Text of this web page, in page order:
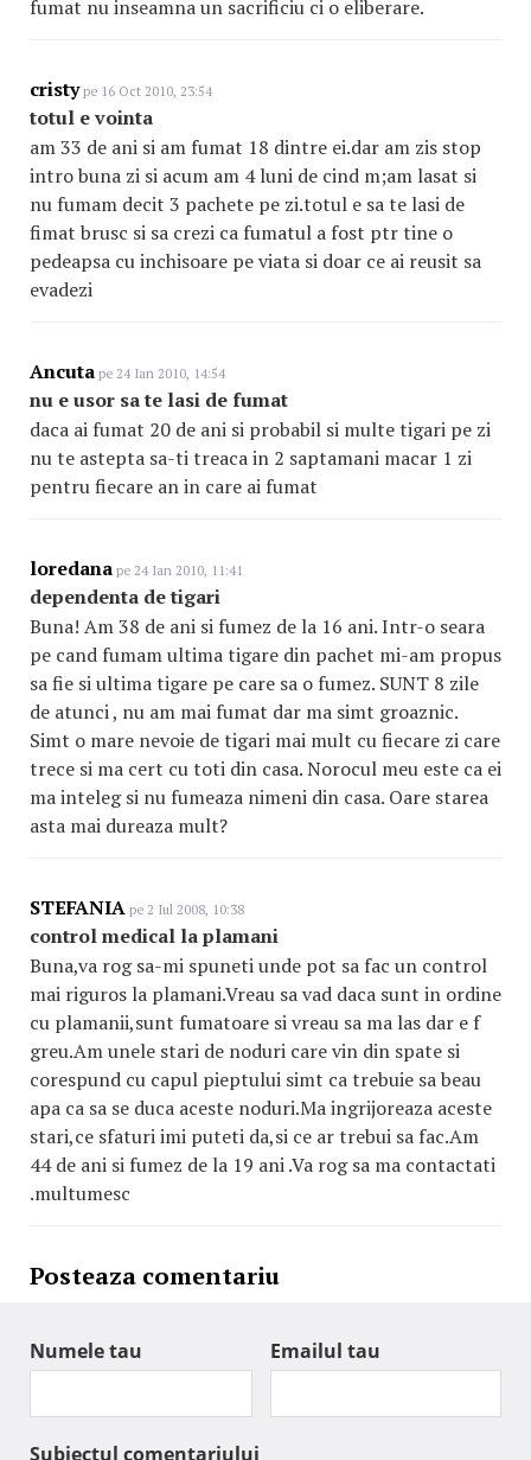
fumat nu inseamna un sacrificiu ci o eliberare.
cristype 16 Oct 2010, 23:54
totul e vointa
am 33 de ani si am fumat 18 dintre ei.dar am zis stop
intro buna zi si acum am 4 luni de cind m;am lasat si
nu fumam decit 3 pachete pe zi.totul e sa te lasi de
fimat brusc si sa crezi ca fumatul a fost ptr tine o
pedeapsa cu inchisoare pe viata si doar ce ai reusit sa
evadezi
Ancuta pe 24 Ian 2010, 14:54
nu e usor sa te lasi de fumat
daca ai fumat 20 de ani si probabil si multe tigari pe zi
nu te astepta sa-ti treaca in 2 saptamani macar 1 zi
pentru fiecare an in care ai fumat
loredana pe 24 Ian 2010, 11:41
dependenta de tigari
Buna! Am 38 de ani si fumez de la 16 ani. Intr-o seara
pe cand fumam ultima tigare din pachet mi-am propus
sa fie si ultima tigare pe care sa o fumez. SUNT 8 zile
de atunci , nu am mai fumat dar ma simt groaznic.
Simt o mare nevoie de tigari mai mult cu fiecare zi care
trece si ma cert cu toti din casa. Norocul meu este ca ei
ma inteleg si nu fumeaza nimeni din casa. Oare starea
asta mai dureaza mult?
STEFANIA pe 2 Iul 2008, 10:38
control medical la plamani
Buna,va rog sa-mi spuneti unde pot sa fac un control
mai riguros la plamani.Vreau sa vad daca sunt in ordine
cu plamanii,sunt fumatoare si vreau sa ma las dar e f
greu.Am unele stari de noduri care vin din spate si
corespund cu capul pieptului simt ca trebuie sa beau
apa ca sa se duca aceste noduri.Ma ingrijoreaza aceste
stari,ce sfaturi imi puteti da,si ce ar trebui sa fac.Am
44 de ani si fumez de la 19 ani .Va rog sa ma contactati
.multumesc
Posteaza comentariu
Numele tau Emailul tau
Subiectul comentariului